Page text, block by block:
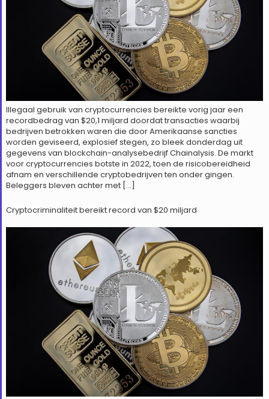
Illegaal gebruik van cryptocurrencies bereikte vorig jaar een
recordbedrag van $20,1 miljard doordat transacties waarbij
bedrijven betrokken waren die door Amerikaanse sancties
worden geviseerd, explosief stegen, zo bleek donderdag uit
gegevens van blockchain-analysebedrijf Chainalysis. De markt
voor cryptocurrencies botste in 2022, toen de risicobereidheid
afnam en verschillende cryptobedrijven ten onder gingen.
Beleggers bleven achter met […]
Cryptocriminaliteit bereikt record van $20 miljard